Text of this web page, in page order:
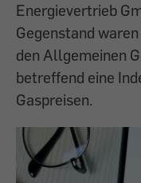
Energievertrieb
Gegenstand
den Allgemeinen
betreffend eine
Gaspreisen.